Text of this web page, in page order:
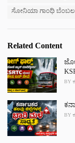
ಸೋನಿಯಾ ಗಾಂಧಿ ಬೆಂಬಲ
Related Content
BY
BY